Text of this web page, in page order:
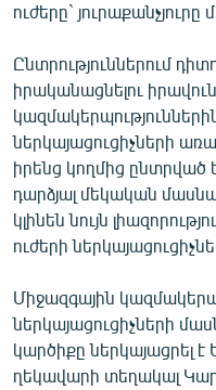
ուժերը`
Ընտրություններում
իրականացնելու
ներկայացուցիչների
իրենց կողմից ընտրված
դարձյալ մեկական
կլինեն նույն
ուժերի
Միջազգային
ներկայացուցիչների
կարծիքը ներկայացրել
ղեկավարի տեղակալ